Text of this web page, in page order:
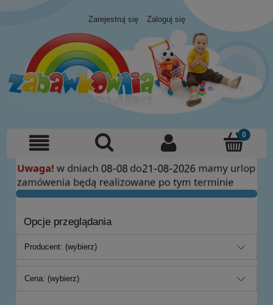
Zarejestruj się Zaloguj się
Opcje przeglądania
Producent: (wybierz)
Cena: (wybierz)